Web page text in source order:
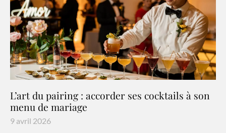
L’art du pairing : accorder ses cocktails à son
menu de mariage
9 avril 2026